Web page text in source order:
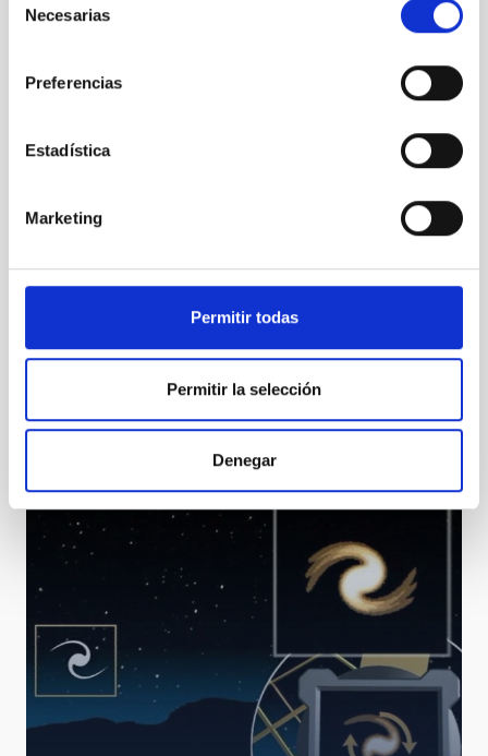
Necesarias
Preferencias
Estadística
Marketing
Permitir todas
Permitir la selección
Denegar
Marte
Viaje de
de la Tierra
Te puede interesar